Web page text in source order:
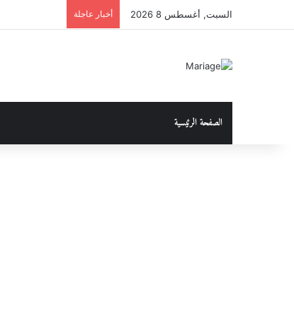
السبت, أغسطس 8 2026 أخبار عاجلة
الصفحة الرئيسية